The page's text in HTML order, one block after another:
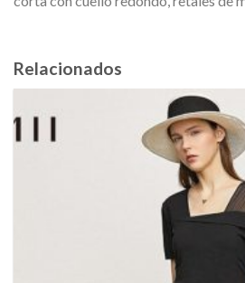
Relacionados